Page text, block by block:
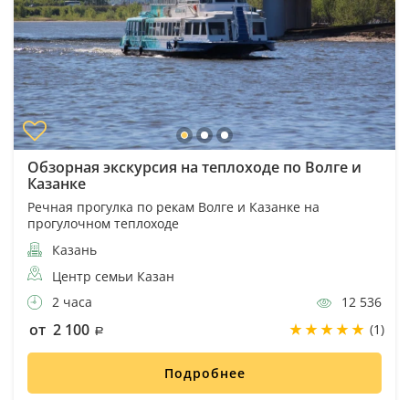
Обзорная экскурсия на теплоходе по Волге и
Казанке
Речная прогулка по рекам Волге и Казанке на
прогулочном теплоходе
Казань
Центр семьи Казан
2 часа
12 536
от 2 100 (1)
Подробнее